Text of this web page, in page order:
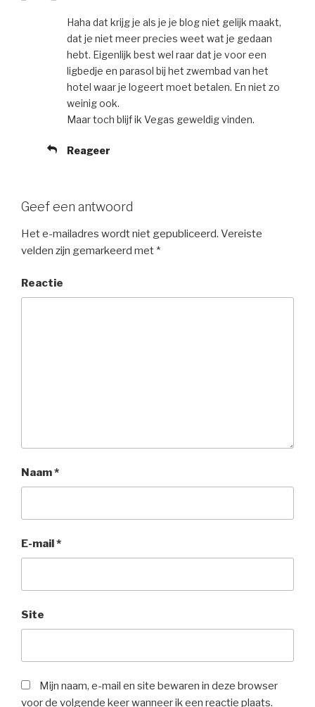
Haha dat krijg je als je je blog niet gelijk maakt,
dat je niet meer precies weet wat je gedaan
hebt. Eigenlijk best wel raar dat je voor een
ligbedje en parasol bij het zwembad van het
hotel waar je logeert moet betalen. En niet zo
weinig ook.
Maar toch blijf ik Vegas geweldig vinden.
Reageer
Geef een antwoord
Het e-mailadres wordt niet gepubliceerd. Vereiste
velden zijn gemarkeerd met *
Reactie
Naam*
E-mail *
Site
Mijn naam, e-mail en site bewaren in deze browser
voor de volgende keer wanneer ik een reactie plaats.